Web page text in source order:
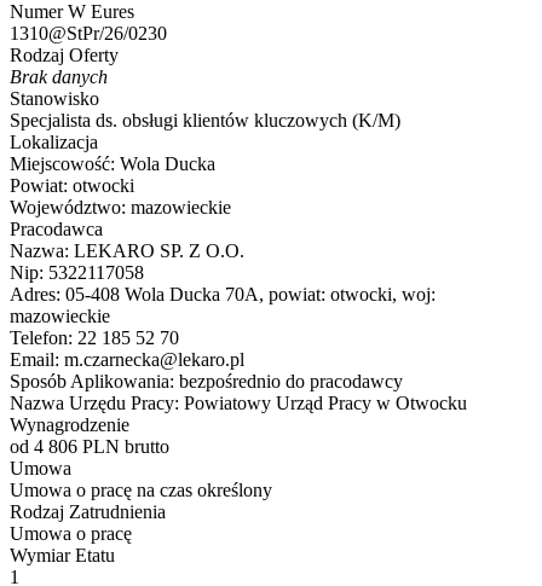
Numer W Eures
1310@StPr/26/0230
Rodzaj Oferty
Brak danych
Stanowisko
Specjalista ds. obsługi klientów kluczowych (K/M)
Lokalizacja
Miejscowość: Wola Ducka
Powiat: otwocki
Województwo: mazowieckie
Pracodawca
Nazwa: LEKARO SP. Z O.O.
Nip: 5322117058
Adres: 05-408 Wola Ducka 70A, powiat: otwocki, woj:
mazowieckie
Telefon: 22 185 52 70
Email: m.czarnecka@lekaro.pl
Sposób Aplikowania: bezpośrednio do pracodawcy
Nazwa Urzędu Pracy: Powiatowy Urząd Pracy w Otwocku
Wynagrodzenie
od 4 806 PLN brutto
Umowa
Umowa o pracę na czas określony
Rodzaj Zatrudnienia
Umowa o pracę
Wymiar Etatu
1